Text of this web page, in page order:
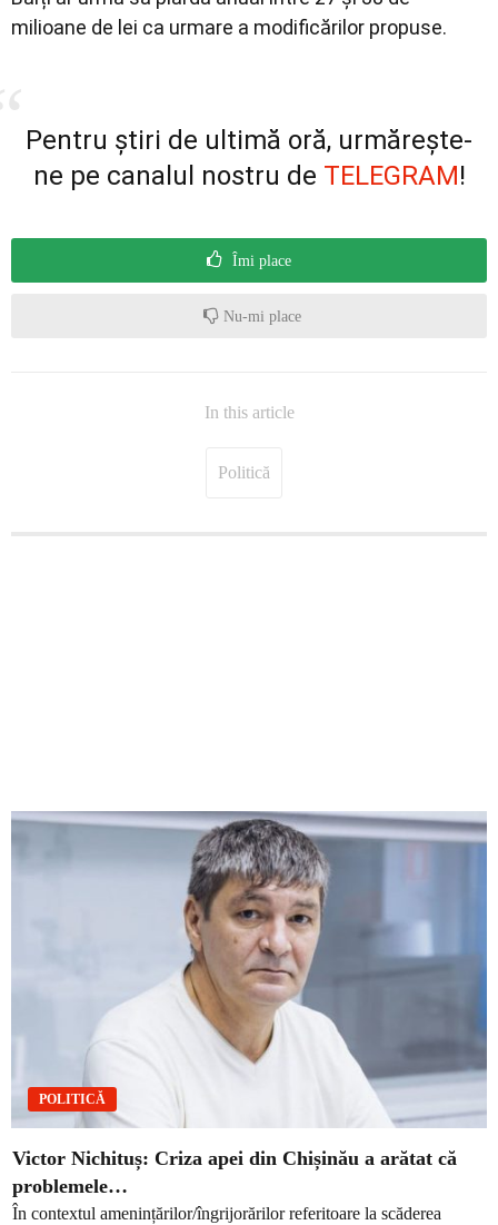
milioane de lei ca urmare a modificărilor propuse.
Pentru știri de ultimă oră, urmărește-
ne pe canalul nostru de TELEGRAM!
Îmi place
Nu-mi place
In this article
Politică
POLITICĂ
Victor Nichituș: Criza apei din Chișinău a arătat că
problemele…
În contextul amenințărilor/îngrijorărilor referitoare la scăderea